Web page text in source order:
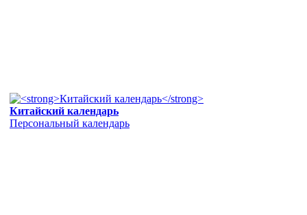
Китайский календарь
Персональный календарь